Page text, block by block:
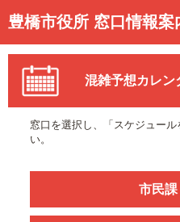
豊橋市役所 窓口情報案
トップページ
事前予約
予約状況確認
混雑予想カレン
窓口を選択し、「スケジュー
い。
市民課